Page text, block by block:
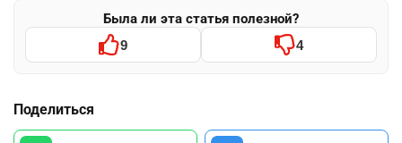
Была ли эта статья полезной?
9 4
Поделиться